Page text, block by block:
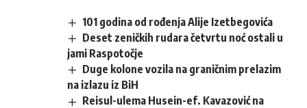
101 godina od rođenja Alije Izetbegovića
Deset zeničkih rudara četvrtu noć ostali u
jami Raspotočje
Duge kolone vozila na graničnim prelazim
na izlazu iz BiH
Reisul-ulema Husein-ef. Kavazović na